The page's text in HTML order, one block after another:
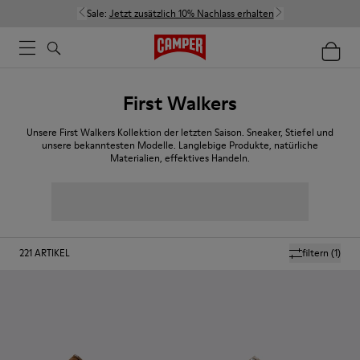
Sale: Jetzt zusätzlich 10% Nachlass erhalten
First Walkers
Unsere First Walkers Kollektion der letzten Saison. Sneaker, Stiefel und
unsere bekanntesten Modelle. Langlebige Produkte, natürliche
Materialien, effektives Handeln.
filtern (1)
221ARTIKEL